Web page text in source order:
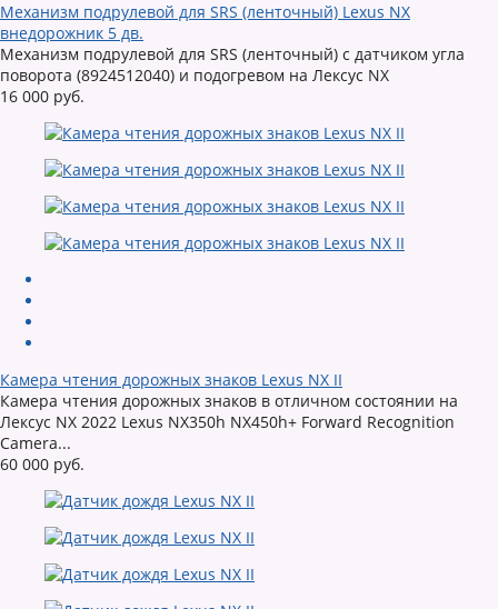
Механизм подрулевой для SRS (ленточный) Lexus NX
внедорожник 5 дв.
Механизм подрулевой для SRS (ленточный) с датчиком угла
поворота (8924512040) и подогревом на Лексус NX
16 000 руб.
Камера чтения дорожных знаков Lexus NX II
Камера чтения дорожных знаков в отличном состоянии на
Лексус NX 2022 Lexus NX350h NX450h+ Forward Recognition
Camera...
60 000 руб.